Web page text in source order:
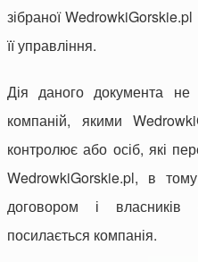
зібраної
її управління.
Дія даного документа не
компаній, якими
контролює або осіб, які
WedrowkiGorskie.pl, в
договором і власників
посилається компанія.